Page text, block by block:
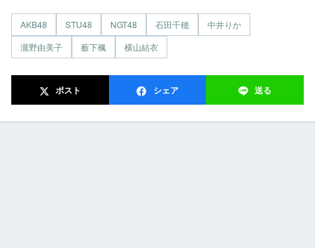
AKB48 STU48 NGT48 石田千穂
中井りか
瀧野由美子
薮下楓 横山結衣
ポスト シェア 送る